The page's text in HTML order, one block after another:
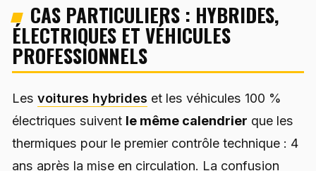
CAS PARTICULIERS : HYBRIDES,
ÉLECTRIQUES ET VÉHICULES
PROFESSIONNELS
Les voitures hybrides et les véhicules 100 %
électriques suivent le même calendrier que les
thermiques pour le premier contrôle technique : 4
ans après la mise en circulation. La confusion